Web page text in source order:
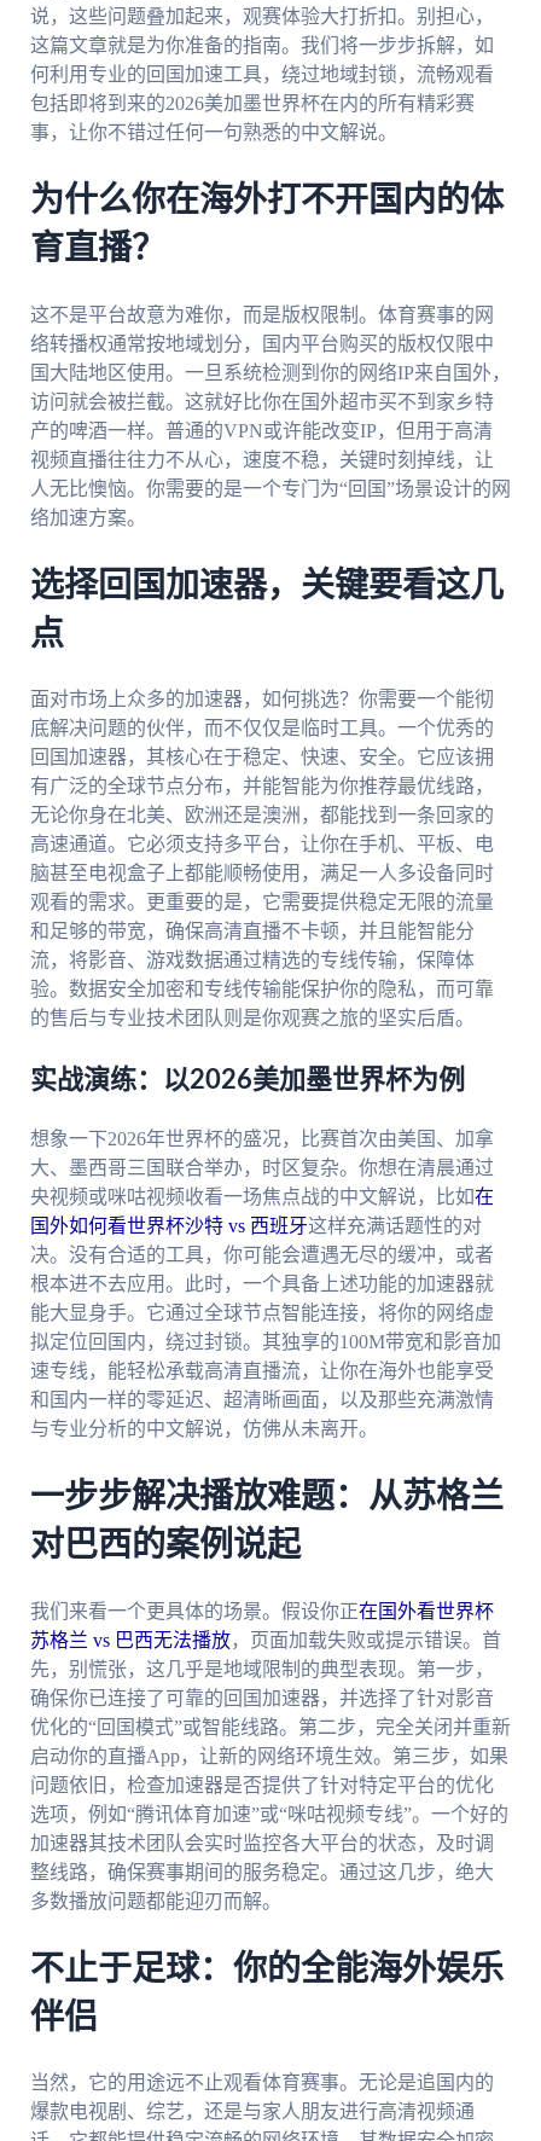
说，这些问题叠加起来，观赛体验大打折扣。别担心，
这篇文章就是为你准备的指南。我们将一步步拆解，如
何利用专业的回国加速工具，绕过地域封锁，流畅观看
包括即将到来的2026美加墨世界杯在内的所有精彩赛
事，让你不错过任何一句熟悉的中文解说。
为什么你在海外打不开国内的体
育直播？
这不是平台故意为难你，而是版权限制。体育赛事的网
络转播权通常按地域划分，国内平台购买的版权仅限中
国大陆地区使用。一旦系统检测到你的网络IP来自国外，
访问就会被拦截。这就好比你在国外超市买不到家乡特
产的啤酒一样。普通的VPN或许能改变IP，但用于高清
视频直播往往力不从心，速度不稳，关键时刻掉线，让
人无比懊恼。你需要的是一个专门为“回国”场景设计的网
络加速方案。
选择回国加速器，关键要看这几
点
面对市场上众多的加速器，如何挑选？你需要一个能彻
底解决问题的伙伴，而不仅仅是临时工具。一个优秀的
回国加速器，其核心在于稳定、快速、安全。它应该拥
有广泛的全球节点分布，并能智能为你推荐最优线路，
无论你身在北美、欧洲还是澳洲，都能找到一条回家的
高速通道。它必须支持多平台，让你在手机、平板、电
脑甚至电视盒子上都能顺畅使用，满足一人多设备同时
观看的需求。更重要的是，它需要提供稳定无限的流量
和足够的带宽，确保高清直播不卡顿，并且能智能分
流，将影音、游戏数据通过精选的专线传输，保障体
验。数据安全加密和专线传输能保护你的隐私，而可靠
的售后与专业技术团队则是你观赛之旅的坚实后盾。
实战演练：以2026美加墨世界杯为例
想象一下2026年世界杯的盛况，比赛首次由美国、加拿
大、墨西哥三国联合举办，时区复杂。你想在清晨通过
央视频或咪咕视频收看一场焦点战的中文解说，比如在
国外如何看世界杯沙特 vs 西班牙这样充满话题性的对
决。没有合适的工具，你可能会遭遇无尽的缓冲，或者
根本进不去应用。此时，一个具备上述功能的加速器就
能大显身手。它通过全球节点智能连接，将你的网络虚
拟定位回国内，绕过封锁。其独享的100M带宽和影音加
速专线，能轻松承载高清直播流，让你在海外也能享受
和国内一样的零延迟、超清晰画面，以及那些充满激情
与专业分析的中文解说，仿佛从未离开。
一步步解决播放难题：从苏格兰
对巴西的案例说起
我们来看一个更具体的场景。假设你正在国外看世界杯
苏格兰 vs 巴西无法播放，页面加载失败或提示错误。首
先，别慌张，这几乎是地域限制的典型表现。第一步，
确保你已连接了可靠的回国加速器，并选择了针对影音
优化的“回国模式”或智能线路。第二步，完全关闭并重新
启动你的直播App，让新的网络环境生效。第三步，如果
问题依旧，检查加速器是否提供了针对特定平台的优化
选项，例如“腾讯体育加速”或“咪咕视频专线”。一个好的
加速器其技术团队会实时监控各大平台的状态，及时调
整线路，确保赛事期间的服务稳定。通过这几步，绝大
多数播放问题都能迎刃而解。
不止于足球：你的全能海外娱乐
伴侣
当然，它的用途远不止观看体育赛事。无论是追国内的
爆款电视剧、综艺，还是与家人朋友进行高清视频通